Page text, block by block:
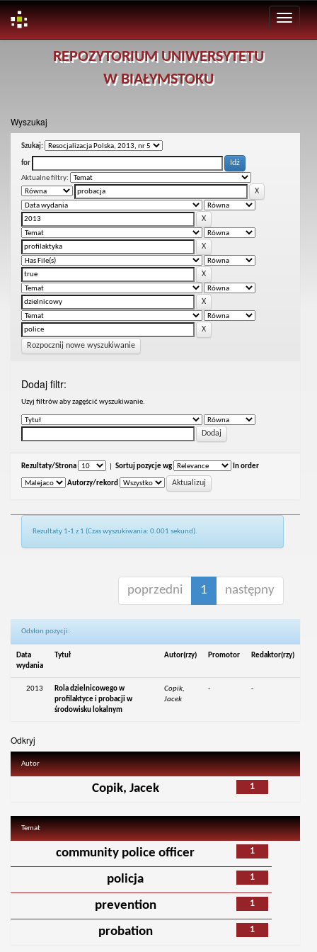
REPOZYTORIUM UNIWERSYTETU
W BIAŁYMSTOKU
Wyszukaj
Szukaj:
for
Aktualne filtry:
Rozpocznij nowe wyszukiwanie
Dodaj filtr:
Uzyj filtrów aby zagęścić wyszukiwanie.
Rezultaty/Strona Sortuj pozycje wg In order
Autorzy/rekord
Rezultaty 1-1 z 1 (Czas wyszukiwania: 0.001 sekund).
poprzedni 1 następny
Odsłon pozycji:
Data
wydania
Tytuł Autor(rzy) Promotor Redaktor(rzy)
2013
Rola dzielnicowego w
profilaktyce i probacji w
środowisku lokalnym
Copik,
Jacek
- -
Odkryj
Autor
1
Copik, Jacek
Temat
1
community police officer
1
policja
1
prevention
1
probation